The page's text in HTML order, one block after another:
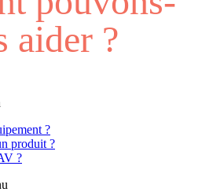
aider ?
?
produit ?
?